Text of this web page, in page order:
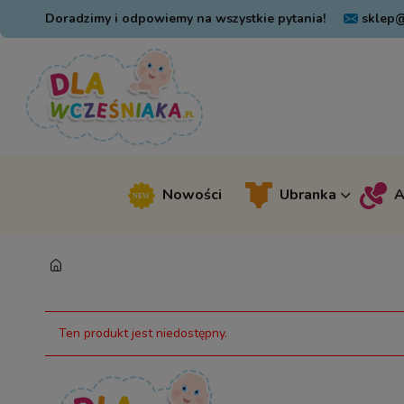
Doradzimy i odpowiemy na wszystkie pytania!
Nowości Ubranka
Ten produkt jest niedostępny.